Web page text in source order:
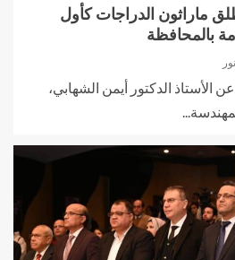
ماراثون الدراجات كأول
بالمحافظة
الأستاذ الدكتور أيمن الشهابي،